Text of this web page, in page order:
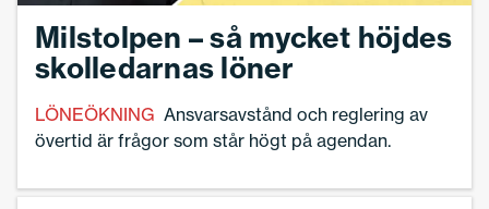
Milstolpen – så mycket höjdes
skolledarnas löner
LÖNEÖKNING Ansvarsavstånd och reglering av
övertid är frågor som står högt på agendan.